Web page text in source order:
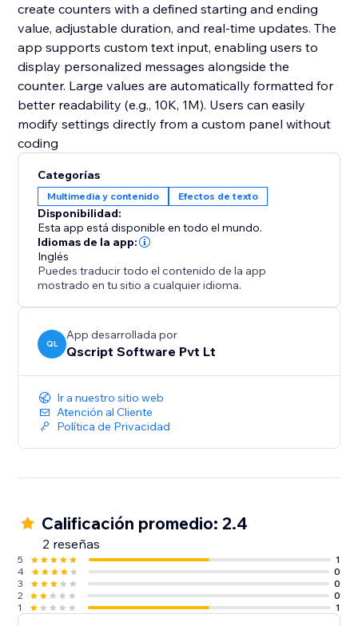
create counters with a defined starting and ending
value, adjustable duration, and real-time updates. The
app supports custom text input, enabling users to
display personalized messages alongside the
counter. Large values are automatically formatted for
better readability (e.g., 10K, 1M). Users can easily
modify settings directly from a custom panel without
coding
Categorías
Multimedia y contenido Efectos de texto
Disponibilidad:
Esta app está disponible en todo el mundo.
Idiomas de la app:
Inglés
Puedes traducir todo el contenido de la app
mostrado en tu sitio a cualquier idioma.
QL
App desarrollada por
Qscript Software Pvt Lt
Ir a nuestro sitio web
Atención al Cliente
Política de Privacidad
Calificación promedio: 2.4
2 reseñas
5
1
4
0
3
0
2
0
1
1